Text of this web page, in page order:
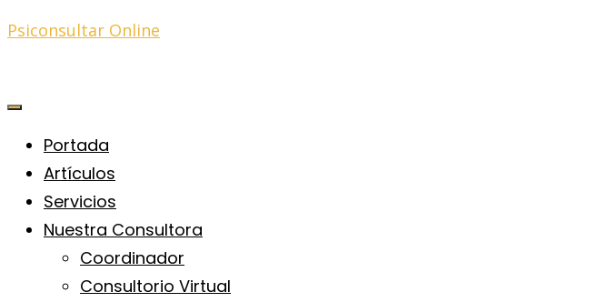
Psiconsultar Online
Portada
Artículos
Servicios
Nuestra Consultora
Coordinador
Consultorio Virtual